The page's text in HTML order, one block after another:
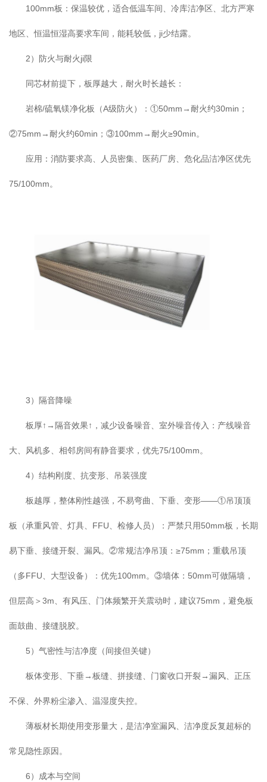
100mm板：保温较优，适合低温车间、冷库洁净区、北方严寒
地区、恒温恒湿高要求车间，能耗较低，ji少结露。
2）防火与耐火ji限
同芯材前提下，板厚越大，耐火时长越长：
岩棉/硫氧镁净化板（A级防火）：①50mm→耐火约30min；
②75mm→耐火约60min；③100mm→耐火≥90min。
应用：消防要求高、人员密集、医药厂房、危化品洁净区优先
75/100mm。
3）隔音降噪
板厚↑→隔音效果↑，减少设备噪音、室外噪音传入：产线噪音
大、风机多、相邻房间有静音要求，优先75/100mm。
4）结构刚度、抗变形、吊装强度
板越厚，整体刚性越强，不易弯曲、下垂、变形——①吊顶顶
板（承重风管、灯具、FFU、检修人员）：严禁只用50mm板，长期
易下垂、接缝开裂、漏风。②常规洁净吊顶：≥75mm；重载吊顶
（多FFU、大型设备）：优先100mm。③墙体：50mm可做隔墙，
但层高＞3m、有风压、门体频繁开关震动时，建议75mm，避免板
面鼓曲、接缝脱胶。
5）气密性与洁净度（间接但关键）
板体变形、下垂→板缝、拼接缝、门窗收口开裂→漏风、正压
不保、外界粉尘渗入、温湿度失控。
薄板材长期使用变形量大，是洁净室漏风、洁净度反复超标的
常见隐性原因。
6）成本与空间